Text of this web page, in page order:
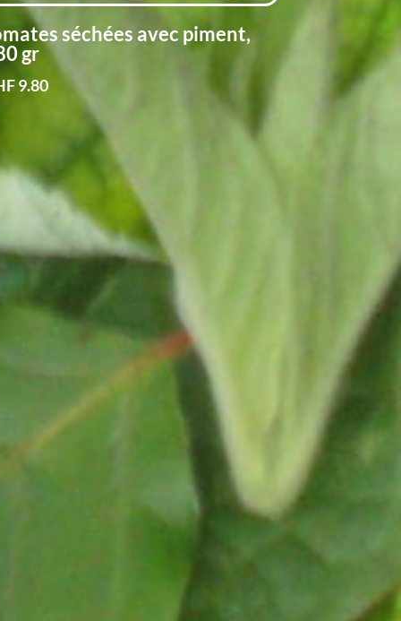
CHF 14.40.CHF 12.90.
séchées avec piment,
gr
9.80